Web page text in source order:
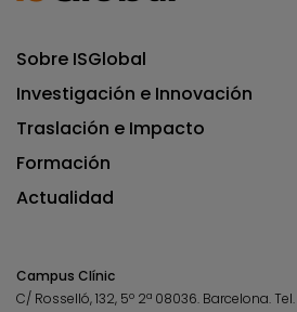
Sobre ISGlobal
Investigación e Innovación
Traslación e Impacto
Formación
Actualidad
Campus Clínic
C/ Rosselló, 132, 5º 2ª 08036. Barcelona.Tel.